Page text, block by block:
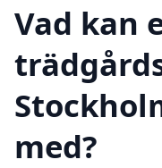
Vad kan
med?